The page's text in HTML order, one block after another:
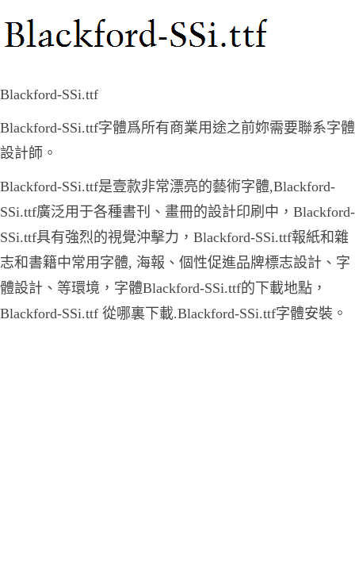
Blackford-SSi.ttf
Blackford-SSi.ttf字體爲所有商業用途之前妳需要聯系字體
設計師。
Blackford-SSi.ttf是壹款非常漂亮的藝術字體,Blackford-
SSi.ttf廣泛用于各種書刊、畫冊的設計印刷中，Blackford-
SSi.ttf具有強烈的視覺沖擊力，Blackford-SSi.ttf報紙和雜
志和書籍中常用字體, 海報、個性促進品牌標志設計、字
體設計、等環境，字體Blackford-SSi.ttf的下載地點，
Blackford-SSi.ttf 從哪裏下載.Blackford-SSi.ttf字體安裝。